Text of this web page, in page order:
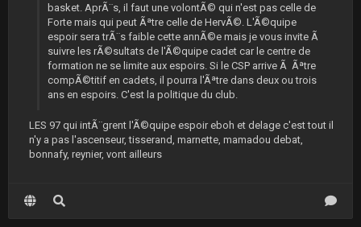
basket. AprÃ¨s, il faut une volontÃ© qui n'est pas celle de
Forte mais qui peut Ãªtre celle de HervÃ©. L'Ã©quipe
espoir sera trÃ¨s faible cette annÃ©e mais je vous invite Ã
suivre les rÃ©sultats de l'Ã©quipe cadet car le centre de
formation ne se limite aux espoirs. Si le CSP arrive Ã Ãªtre
compÃ©titif en cadets, il pourra l'Ãªtre dans deux ou trois
ans en espoirs. C'est la politique du club.
LES 97 qui intÃ¨grent l'Ã©quipe espoir eboh et delage c'est tout il
n'y a pas l'ascenseur, tisserand, marnette, mamadou debat,
bonnafy, reynier, vont ailleurs